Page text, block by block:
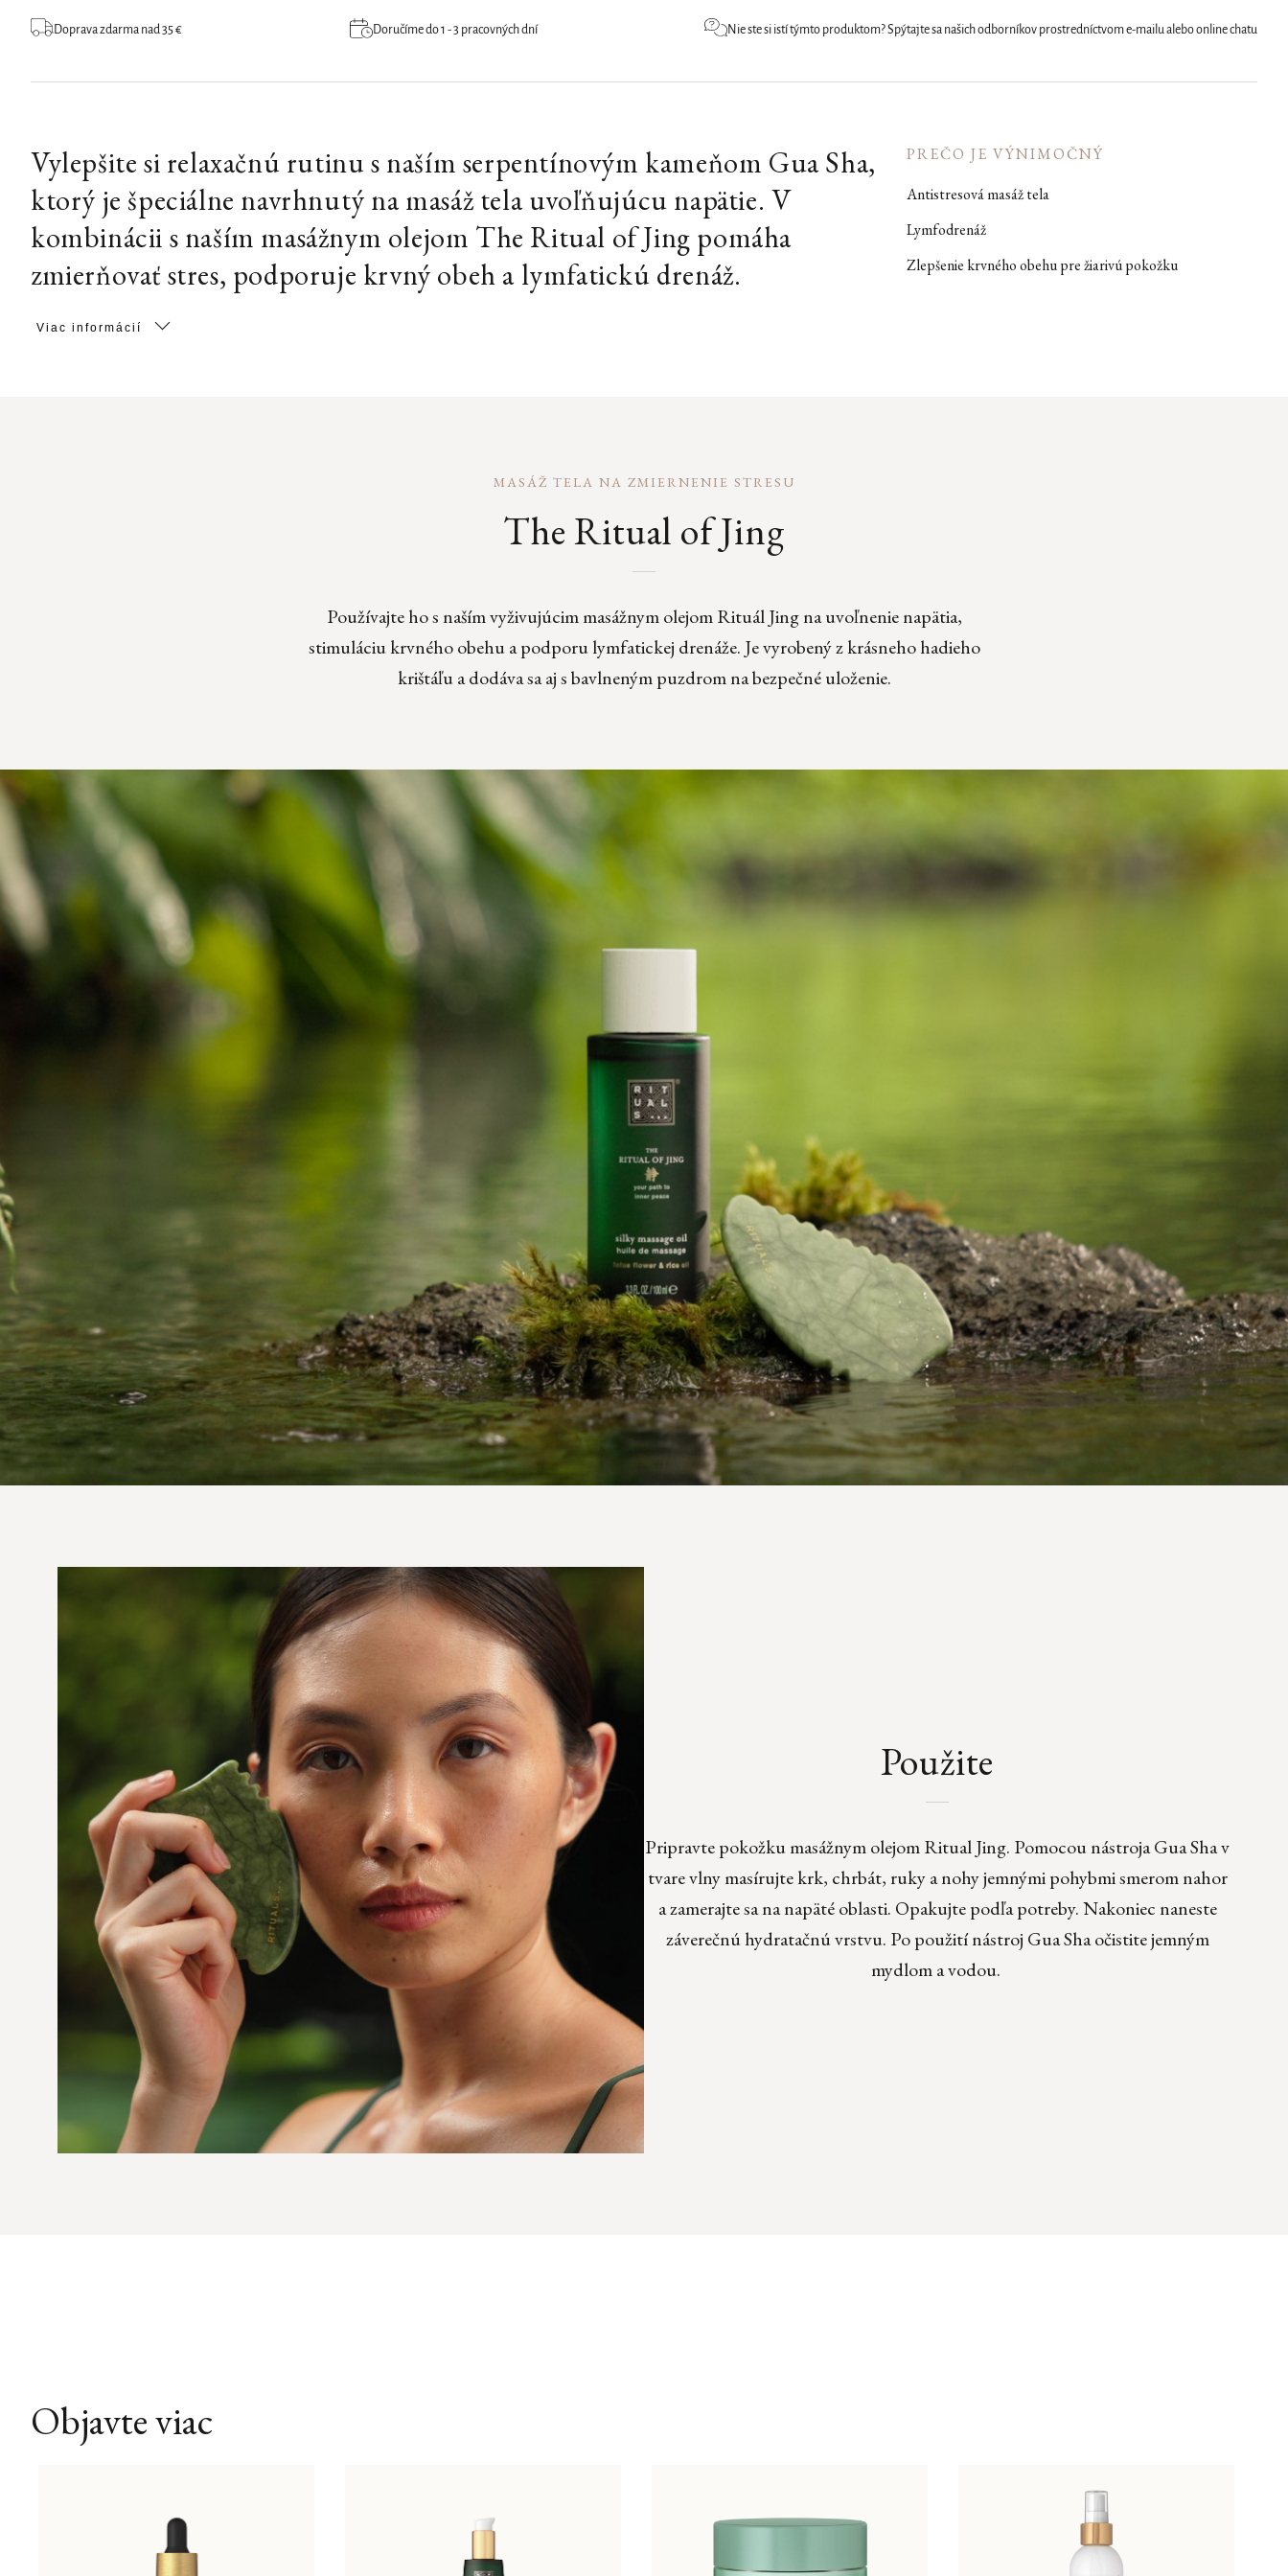
Doprava zdarma nad 35 € Doručíme do 1 - 3 pracovných dní Nie ste si istí týmto produktom? Spýtajte sa našich odborníkov prostredníctvom e-mailu alebo online chatu
Vylepšite si relaxačnú rutinu s naším serpentínovým kameňom Gua Sha,
ktorý je špeciálne navrhnutý na masáž tela uvoľňujúcu napätie. V
kombinácii s naším masážnym olejom The Ritual of Jing pomáha
zmierňovať stres, podporuje krvný obeh a lymfatickú drenáž.
PREČO JE VÝNIMOČNÝ
Antistresová masáž tela
Lymfodrenáž
Zlepšenie krvného obehu pre žiarivú pokožku
Viac informácií
MASÁŽ TELA NA ZMIERNENIE STRESU
The Ritual of Jing
Používajte ho s naším vyživujúcim masážnym olejom Rituál Jing na uvoľnenie napätia,
stimuláciu krvného obehu a podporu lymfatickej drenáže. Je vyrobený z krásneho hadieho
krištáľu a dodáva sa aj s bavlneným puzdrom na bezpečné uloženie.
Použite
Pripravte pokožku masážnym olejom Ritual Jing. Pomocou nástroja Gua Sha v
tvare vlny masírujte krk, chrbát, ruky a nohy jemnými pohybmi smerom nahor
a zamerajte sa na napäté oblasti. Opakujte podľa potreby. Nakoniec naneste
záverečnú hydratačnú vrstvu. Po použití nástroj Gua Sha očistite jemným
mydlom a vodou.
Objavte viac